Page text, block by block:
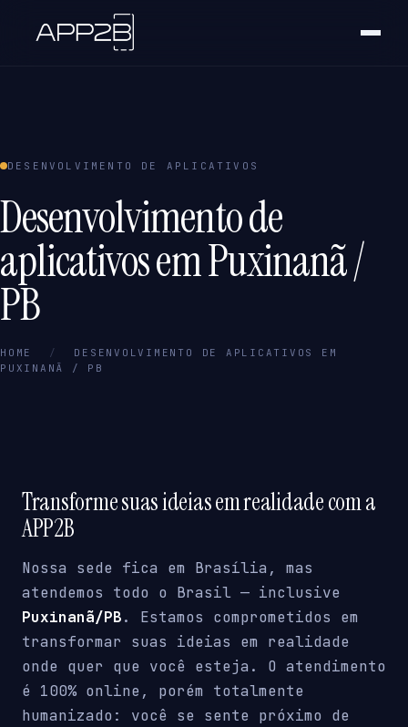
DESENVOLVIMENTO DE APLICATIVOS
Desenvolvimento de
aplicativos em Puxinanã /
PB
HOME /
DESENVOLVIMENTO DE APLICATIVOS EM
PUXINANÃ / PB
Transforme suas ideias em realidade com a
APP2B
Nossa sede fica em Brasília, mas
atendemos todo o Brasil — inclusive
Puxinanã/PB. Estamos comprometidos em
transformar suas ideias em realidade
onde quer que você esteja. O atendimento
é 100% online, porém totalmente
humanizado: você se sente próximo de